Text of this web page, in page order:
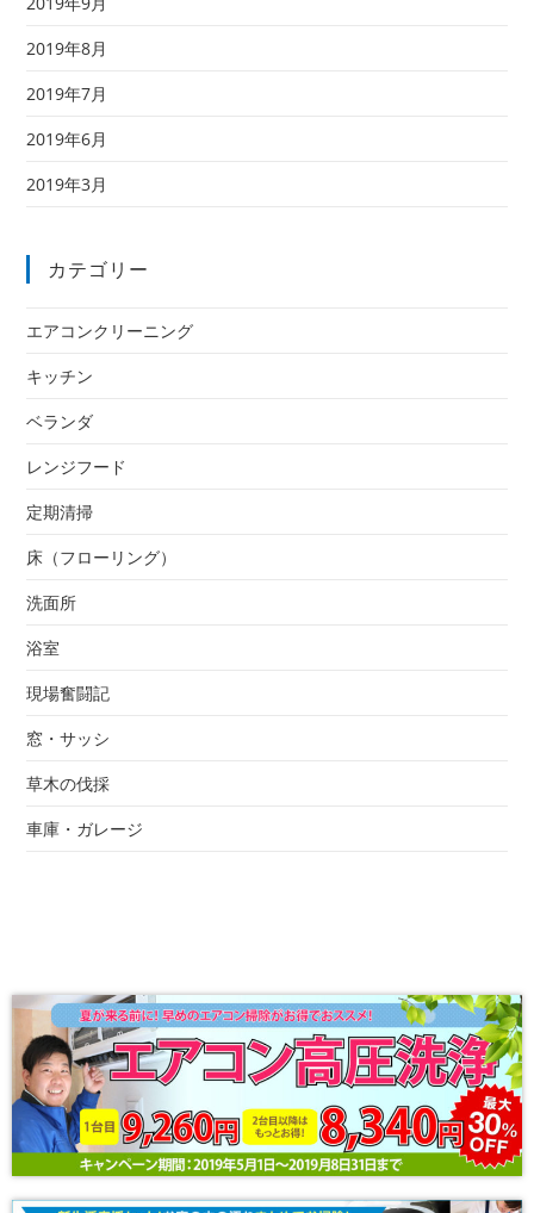
2019年8月
2019年7月
2019年6月
2019年3月
カテゴリー
エアコンクリーニング
キッチン
ベランダ
レンジフード
定期清掃
床（フローリング）
洗面所
浴室
現場奮闘記
窓・サッシ
草木の伐採
車庫・ガレージ